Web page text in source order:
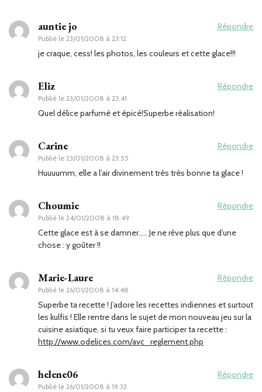
auntie jo
Publié le 23/01/2008 à 23:12
Répondre
je craque, cess! les photos, les couleurs et cette glace!!!
Eliz
Publié le 23/01/2008 à 23:41
Répondre
Quel délice parfumé et épicé!Superbe réalisation!
Carine
Publié le 23/01/2008 à 23:55
Répondre
Huuuumm, elle a l’air divinement très très bonne ta glace !
Choumie
Publié le 24/01/2008 à 18:49
Répondre
Cette glace est à se damner….. Je ne rêve plus que d’une
chose : y goûter !!
Marie-Laure
Publié le 26/01/2008 à 14:48
Répondre
Superbe ta recette ! J’adore les recettes indiennes et surtout
les kulfis ! Elle rentre dans le sujet de mon nouveau jeu sur la
cuisine asiatique, si tu veux faire participer ta recette :
http://www.odelices.com/avc_reglement.php
helene06
Publié le 26/01/2008 à 19:32
Répondre